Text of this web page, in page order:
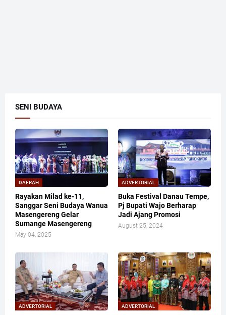
SENI BUDAYA
DAERAH
Rayakan Milad ke-11,
Sanggar Seni Budaya Wanua
Masengereng Gelar
Sumange Masengereng
May 04, 2025
ADVERTORIAL
Buka Festival Danau Tempe,
Pj Bupati Wajo Berharap
Jadi Ajang Promosi
August 25, 2024
ADVERTORIAL ADVERTORIAL